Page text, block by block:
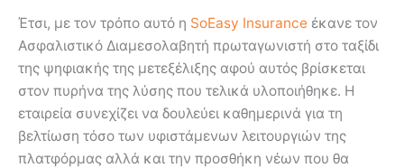
Έτσι, με τον τρόπο αυτό η SoEasy Insurance έκανε τον
Ασφαλιστικό Διαμεσολαβητή πρωταγωνιστή στο ταξίδι
της ψηφιακής της μετεξέλιξης αφού αυτός βρίσκεται
στον πυρήνα της λύσης που τελικά υλοποιήθηκε. Η
εταιρεία συνεχίζει να δουλεύει καθημερινά για τη
βελτίωση τόσο των υφιστάμενων λειτουργιών της
πλατφόρμας αλλά και την προσθήκη νέων που θα